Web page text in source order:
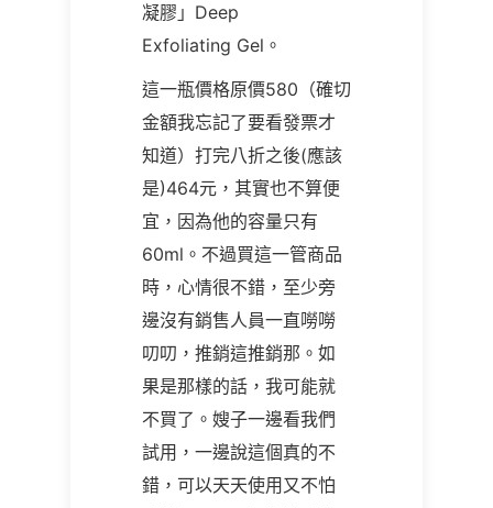
凝膠」Deep
Exfoliating Gel。
這一瓶價格原價580（確切
金額我忘記了要看發票才
知道）打完八折之後(應該
是)464元，其實也不算便
宜，因為他的容量只有
60ml。不過買這一管商品
時，心情很不錯，至少旁
邊沒有銷售人員一直嘮嘮
叨叨，推銷這推銷那。如
果是那樣的話，我可能就
不買了。嫂子一邊看我們
試用，一邊說這個真的不
錯，可以天天使用又不怕